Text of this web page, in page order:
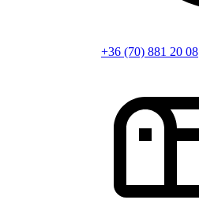
+36 (70) 881 20 08